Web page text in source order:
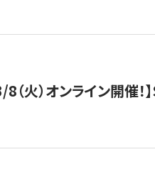
8（火）オンライン開催